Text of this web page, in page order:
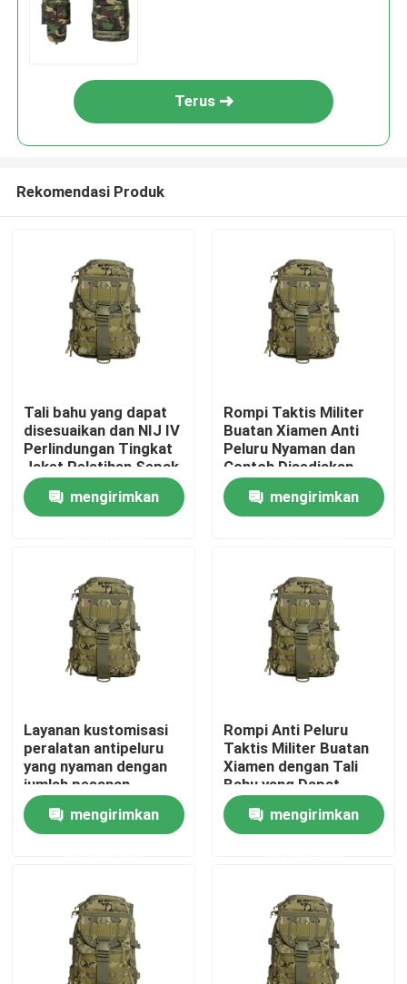
Rumah
Produk
Tentang Kami
Tur Pabrik
Kontrol Kualitas
Berita
Pakaian Taktis Militer
Rompi anti peluru taktis militer
Terus
Rekomendasi Produk
Tali bahu yang dapat
disesuaikan dan NIJ IV
Perlindungan Tingkat
Jaket Pelatihan Sepak
Bola untuk Kinerja
Ultimatemengirimkan
Rompi Taktis Militer
Buatan Xiamen Anti
Peluru Nyaman dan
Contoh Disediakan
mengirimkan
Layanan kustomisasi
peralatan antipeluru
yang nyaman dengan
jumlah pesanan
minimum 1000 pcs
mengirimkan
Rompi Anti Peluru
Taktis Militer Buatan
Xiamen dengan Tali
Bahu yang Dapat
Disesuaikan dan
Sertifikasi NIJ
0101.06
mengirimkan